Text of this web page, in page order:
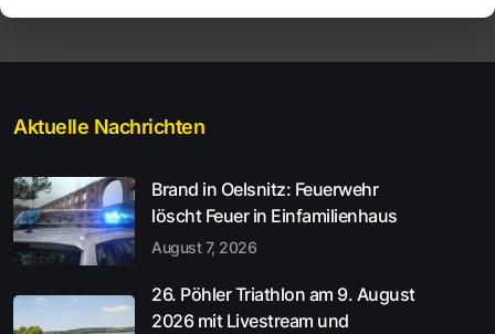
Aktuelle Nachrichten
Brand in Oelsnitz: Feuerwehr
löscht Feuer in Einfamilienhaus
August 7, 2026
26. Pöhler Triathlon am 9. August
2026 mit Livestream und